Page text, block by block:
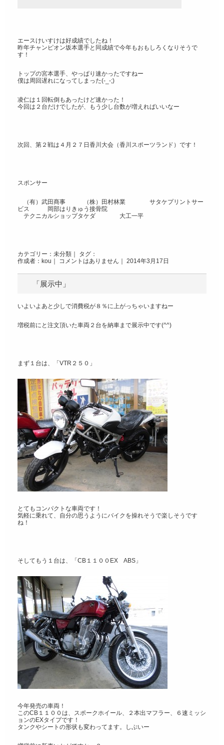
エースけいすけは好成績でしたね！
昨年チャンピオン坂本選手と同成績で今年もおもしろくなりそうで
す！
トップの宮本選手、やっぱり速かったですねー
僕は周回遅れになってしまった(-_-;)
凌仁は１回転倒もあったけど速かった！
今回は２台だけでしたが、もう少し台数が増えればいいなー
次回、第２戦は４月２７日香川大会（香川スポーツランド）です！
スポンサー
（有）武田商事 （株）田村林業 サタケプリントサー
ビス 岡部はりきゅう接骨院
テクニカルショップタケダ 大工一平
カテゴリー： 未分類 ｜ タグ：
作成者：kou｜ コメントはありません ｜ 2014年3月17日
「展示中」
いよいよあと少しで消費税が８％に上がっちゃいますねー
増税前にと注文頂いた車両２台を納車まで展示中です(^^)
まず１台は、「VTR２５０」
とてもコンパクトな車両です！
気軽に乗れて、自分の思うようにバイクを操れそうで楽しそうです
ね！
そしてもう１台は、「CB１１００EX ABS」
今年発売の車両！
このCB１１００は、スポークホイール、２本出マフラー、６速ミッシ
ョンのEXタイプです！
タンクやシートの形状も変わってます。しぶいー